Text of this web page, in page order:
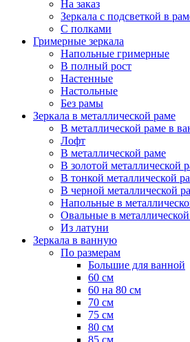
На заказ
Зеркала с подсветкой в
С полками
Гримерные зеркала
Напольные гримерные
В полный рост
Настенные
Настольные
Без рамы
Зеркала в металлической раме
В металлической раме в
Лофт
В металлической раме
В золотой металлической
В тонкой металлической
В черной металлической
Напольные в
Овальные в
Из латуни
Зеркала в ванную
По размерам
Большие для ванной
60 см
60 на 80 см
70 см
75 см
80 см
85 см